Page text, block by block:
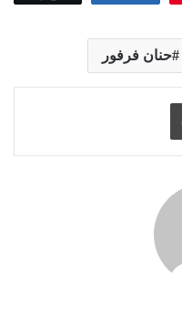
حنان فرفور
طباعة